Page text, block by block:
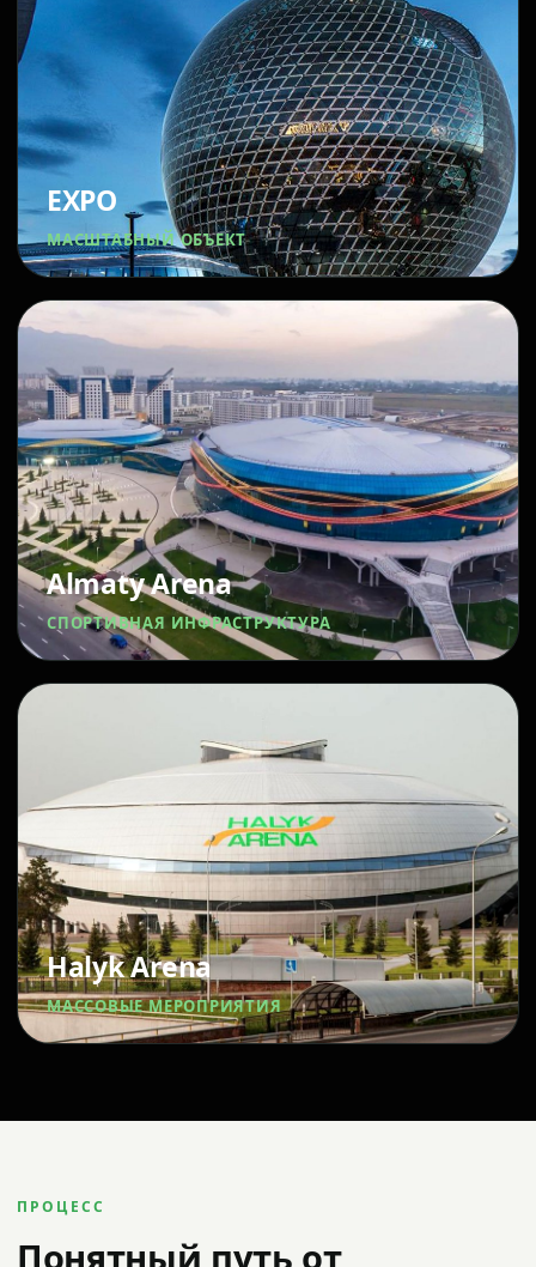
EXPO
МАСШТАБНЫЙ ОБЪЕКТ
Almaty Arena
СПОРТИВНАЯ ИНФРАСТРУКТУРА
Halyk Arena
МАССОВЫЕ МЕРОПРИЯТИЯ
ПРОЦЕСС
Понятный путь от